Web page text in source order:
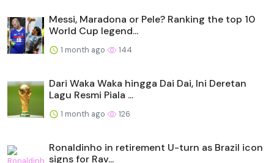
Messi, Maradona or Pele? Ranking the top 10
World Cup legend...
1 month ago 144
Dari Waka Waka hingga Dai Dai, Ini Deretan
Lagu Resmi Piala ...
1 month ago 126
Ronaldinho in retirement U-turn as Brazil icon
signs for Rav...